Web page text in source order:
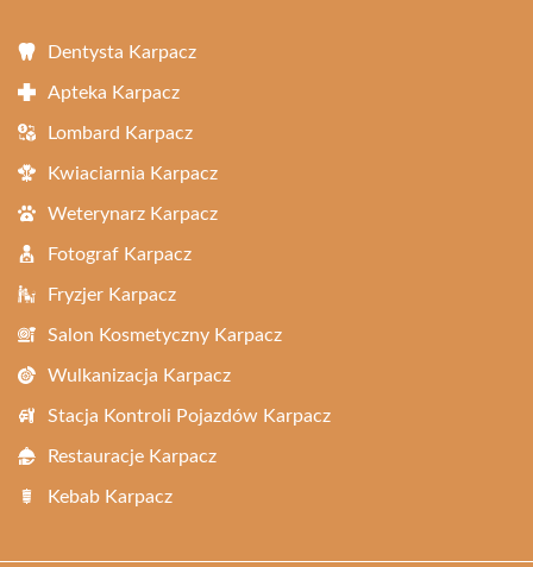
Dentysta Karpacz
Apteka Karpacz
Lombard Karpacz
Kwiaciarnia Karpacz
Weterynarz Karpacz
Fotograf Karpacz
Fryzjer Karpacz
Salon Kosmetyczny Karpacz
Wulkanizacja Karpacz
Stacja Kontroli Pojazdów Karpacz
Restauracje Karpacz
Kebab Karpacz